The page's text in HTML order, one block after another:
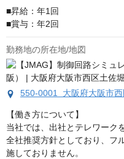
■昇給：年1回
■賞与：年2回
勤務地の所在地/地図
550-0001 大阪府大阪市
【働き方について】
当社では、出社とテレワーク
全社推奨方針としており、フ
施しておりません。